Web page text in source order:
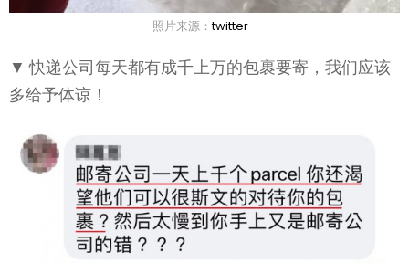
照片来源：twitter
▼ 快递公司每天都有成千上万的包裹要寄，我们应该
多给予体谅！